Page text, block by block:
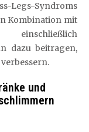
Legs-Syndroms
Kombination mit
einschließlich
dazu beitragen,
und